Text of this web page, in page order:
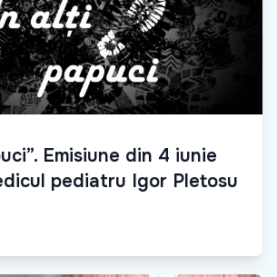
Emisiune din 4 iunie
pediatru Igor Pletosu